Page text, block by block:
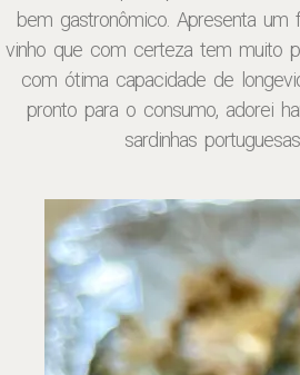
bem gastronômico. Apresenta
vinho que com certeza tem muito
com ótima capacidade de
pronto para o consumo, adorei
sardinhas